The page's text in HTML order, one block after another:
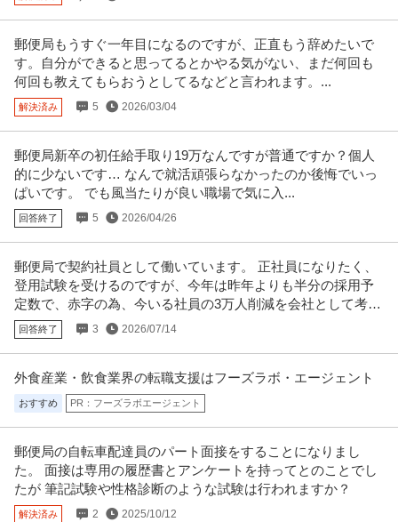
郵便局もうすぐ一年目になるのですが、正直もう辞めたいで
す。自分ができると思ってるとかやる気がない、まだ何回も
何回も教えてもらおうとしてるなどと言われます。...
解決済み 5 2026/03/04
郵便局新卒の初任給手取り19万なんですが普通ですか？個人
的に少ないです… なんで就活頑張らなかったのか後悔でいっ
ぱいです。 でも風当たりが良い職場で気に入...
回答終了 5 2026/04/26
郵便局で契約社員として働いています。 正社員になりたく、
登用試験を受けるのですが、今年は昨年よりも半分の採用予
定数で、赤字の為、今いる社員の3万人削減を会社として考え
ているそうです。
回答終了 3 2026/07/14
外食産業・飲食業界の転職支援はフーズラボ・エージェント
おすすめ PR：フーズラボエージェント
郵便局の自転車配達員のパート面接をすることになりまし
た。 面接は専用の履歴書とアンケートを持ってとのことでし
たが 筆記試験や性格診断のような試験は行われますか？
解決済み 2 2025/10/12